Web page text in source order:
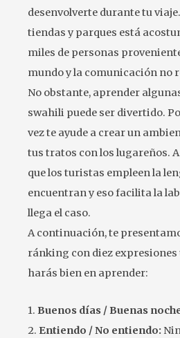
desenvolverte durante tu
tiendas y parques está
miles de personas
mundo y la comunicación no
No obstante, aprender
swahili puede ser divertido.
vez te ayude a crear un
tus tratos con los lugareños.
que los turistas empleen la
encuentran y eso facilita la
llega el caso.
A continuación, te
ránking con diez expresiones
harás bien en aprender:
1. Buenos días / Buenas
2. Entiendo / No entiendo: